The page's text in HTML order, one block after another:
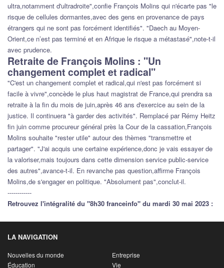
ultra,notamment d'ultradroite",confie François Molins qui n'écarte pas "le
risque de cellules dormantes,avec des gens en provenance de pays
étrangers qui ne sont pas forcément identifiés". "Daech au Moyen-
Orient,ce n’est pas terminé et en Afrique le risque a métastasé",note-t-il
avec prudence.
Retraite de François Molins : "Un
changement complet et radical"
"C'est un changement complet et radical,qui n'est pas forcément si
facile à vivre",concède le plus haut magistrat de France,qui prendra sa
retraite à la fin du mois de juin,après 46 ans d'exercice au sein de la
justice. Il continuera "à garder des activités". Remplacé par Rémy Heitz
fin juin comme procureur général près la Cour de la cassation,François
Molins souhaite "rester utile" autour des thèmes "transmettre et
partager". "J'ai acquis une certaine expérience,donc je vais essayer de
la valoriser,mais toujours dans cette dimension service public-service
des autres",avance-t-il. En revanche pas question,affirme François
Molins,de s'engager en politique. "Absolument pas",conclut-il.
------------
Retrouvez l'intégralité du "8h30 franceinfo" du mardi 30 mai 2023 :
LA NAVIGATION
Nouvelles du monde
Entreprise
Éducation
Vie